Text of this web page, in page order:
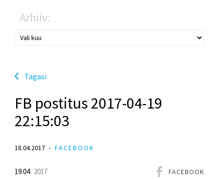
Arhiiv:
Tagasi
FB postitus 2017-04-19
22:15:03
18.04.2017 FACEBOOK
FACEBOOK
19.04 2017